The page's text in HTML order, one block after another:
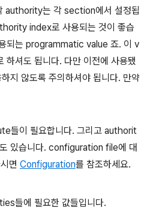
authority는 각 section에서 설정됩
index로 사용되는 것이 좋습
되는 programmatic value 죠. 이 v
하셔도 됩니다. 다만 이전에 사용됐
지 않도록 주의하셔야 됩니다. 만약
들이 필요합니다. 그리고 authorit
있습니다. configuration file에 대
면 Configuration를 참조하세요.
들에 필요한 값들입니다.